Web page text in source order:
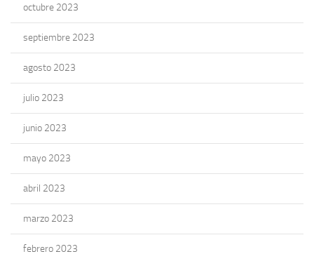
octubre 2023
septiembre 2023
agosto 2023
julio 2023
junio 2023
mayo 2023
abril 2023
marzo 2023
febrero 2023